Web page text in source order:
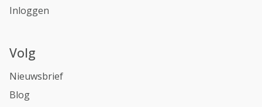
Inloggen
Volg
Nieuwsbrief
Blog